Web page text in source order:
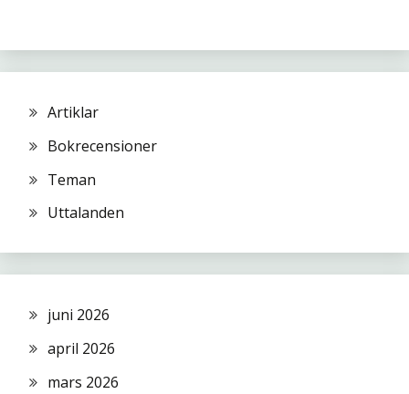
Artiklar
Bokrecensioner
Teman
Uttalanden
juni 2026
april 2026
mars 2026